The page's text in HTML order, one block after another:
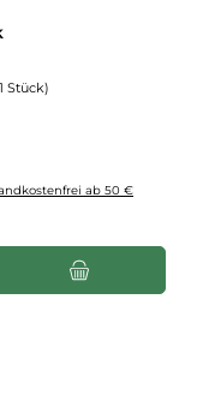
Stück)
ab 50 €
benutze die Schaltflächen